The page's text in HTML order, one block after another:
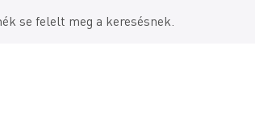
se felelt meg a keresésnek.